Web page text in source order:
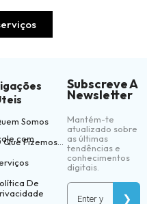
Somos
Que Fizemos...
De
Subscreve A
Newsletter
Mantém-te
atualizado sobre
as últimas
tendências e
conhecimentos
digitais.